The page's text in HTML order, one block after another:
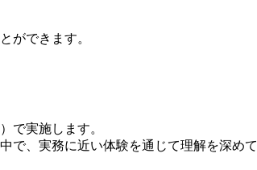
ができます。
で実施します。
で、実務に近い体験を通じて理解を深めて